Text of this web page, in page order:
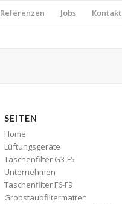
Referenzen Jobs Kontakt
SEITEN
Home
Lüftungsgeräte
Taschenfilter G3-F5
Unternehmen
Taschenfilter F6-F9
Grobstaubfiltermatten